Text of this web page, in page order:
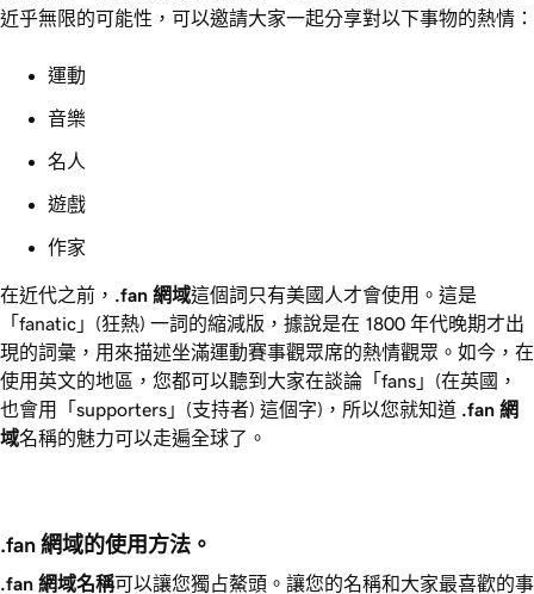
近乎無限的可能性，可以邀請大家一起分享對以下事物的熱情：
運動
音樂
名人
遊戲
作家
在近代之前， .fan 網域這個詞只有美國人才會使用。這是
「fanatic」(狂熱) 一詞的縮減版，據說是在 1800 年代晚期才出
現的詞彙，用來描述坐滿運動賽事觀眾席的熱情觀眾。如今，在
使用英文的地區，您都可以聽到大家在談論「fans」(在英國，
也會用「supporters」(支持者) 這個字)，所以您就知道 .fan 網
域名稱的魅力可以走遍全球了。
.fan 網域的使用方法。
.fan 網域名稱可以讓您獨占鰲頭。讓您的名稱和大家最喜歡的事